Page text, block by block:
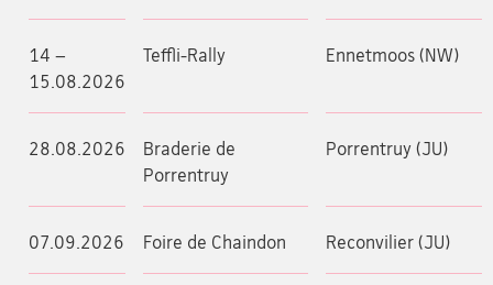
14 –
15.08.2026
Teffli-Rally Ennetmoos (NW)
28.08.2026
Braderie de
Porrentruy
Porrentruy (JU)
07.09.2026 Foire de Chaindon Reconvilier (JU)